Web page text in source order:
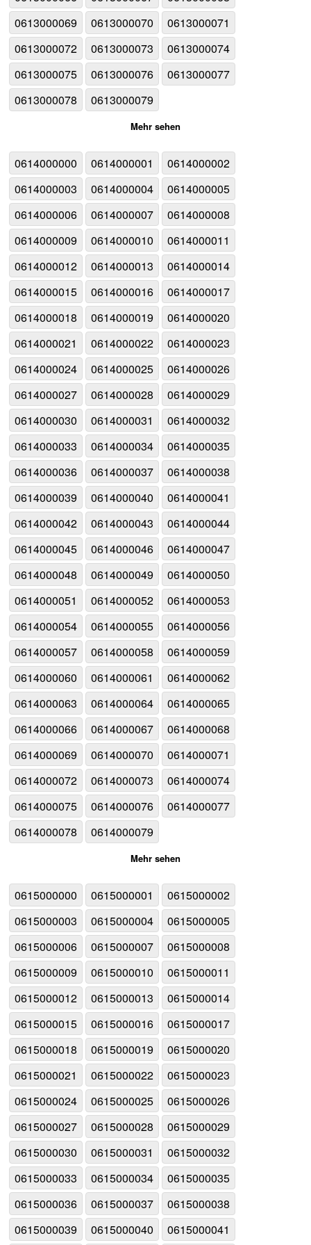
0613000069
0613000070
0613000071
0613000072
0613000073
0613000074
0613000075
0613000076
0613000077
0613000078
0613000079
Mehr sehen
0614000000 0614000001
0614000002
0614000003
0614000004
0614000005
0614000006
0614000007
0614000008
0614000009
0614000010
0614000011
0614000012
0614000013
0614000014
0614000015
0614000016
0614000017
0614000018
0614000019
0614000020
0614000021
0614000022
0614000023
0614000024
0614000025
0614000026
0614000027
0614000028
0614000029
0614000030
0614000031
0614000032
0614000033
0614000034
0614000035
0614000036
0614000037
0614000038
0614000039
0614000040
0614000041
0614000042
0614000043
0614000044
0614000045
0614000046
0614000047
0614000048
0614000049
0614000050
0614000051
0614000052
0614000053
0614000054
0614000055
0614000056
0614000057
0614000058
0614000059
0614000060
0614000061
0614000062
0614000063
0614000064
0614000065
0614000066
0614000067
0614000068
0614000069
0614000070
0614000071
0614000072
0614000073
0614000074
0614000075
0614000076
0614000077
0614000078
0614000079
Mehr sehen
0615000000 0615000001
0615000002
0615000003
0615000004
0615000005
0615000006
0615000007
0615000008
0615000009
0615000010
0615000011
0615000012
0615000013
0615000014
0615000015
0615000016
0615000017
0615000018
0615000019
0615000020
0615000021
0615000022
0615000023
0615000024
0615000025
0615000026
0615000027
0615000028
0615000029
0615000030
0615000031
0615000032
0615000033
0615000034
0615000035
0615000036
0615000037
0615000038
0615000039
0615000040
0615000041